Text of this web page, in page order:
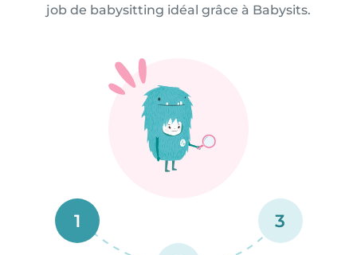
job de babysitting idéal grâce à Babysits.
1 3